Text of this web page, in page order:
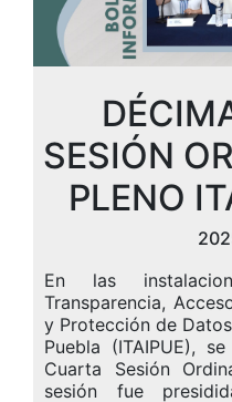
SESIÓN
PLENO
En las
Transparencia,
y Protección de
Puebla (ITAIPUE),
Cuarta Sesión
sesión fue